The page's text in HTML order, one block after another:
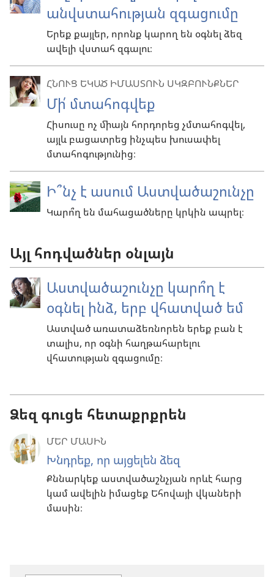
անվստահության զգացումը
Երեք քայլեր, որոնք կարող են օգնել ձեզ
ավելի վստահ զգալու։
ՀՆՈՒՑ ԵԿԱԾ ԻՄԱՍՏՈՒՆ ՍԿԶԲՈՒՆՔՆԵՐ
Մի՛ մտահոգվեք
Հիսուսը ոչ միայն հորդորեց չմտահոգվել,
այլև բացատրեց ինչպես խուսափել
մտահոգությունից։
Ի՞նչ է ասում Աստվածաշունչը
Կարո՞ղ են մահացածները կրկին ապրել։
Այլ հոդվածներ օնլայն
Աստվածաշունչը կարո՞ղ է
օգնել ինձ, երբ վհատված եմ
Աստված առատաձեռնորեն երեք բան է
տալիս, որ օգնի հաղթահարելու
վհատության զգացումը։
Ձեզ գուցե հետաքրքրեն
ՄԵՐ ՄԱՍԻՆ
Խնդրեք, որ այցելեն ձեզ
Քննարկեք աստվածաշնչյան որևէ հարց
կամ ավելին իմացեք Եհովայի վկաների
մասին։